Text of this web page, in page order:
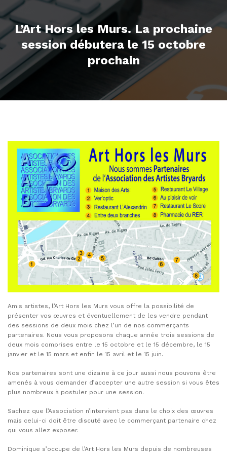
L’Art Hors les Murs. La prochaine
session débutera le 15 octobre
prochain
Amis artistes, l’Art Hors les Murs vous offre la possibilité de
présenter vos œuvres et éventuellement de les vendre pendant
des sessions de deux mois chez l’un de nos commerçants
partenaires. Nous vous proposons chaque année trois sessions de
deux mois comprises entre le 15 octobre et le 15 décembre, le 15
janvier et le 15 mars et enfin le 15 avril et le 15 juin.
Nos partenaires sont une dizaine à ce jour aussi nous pouvons être
amenés à vous demander d’accepter une autre session si vous êtes
plus nombreux à postuler pour une session.
Sachez que l’Association n’intervient pas dans le choix des œuvres
mais celui-ci doit être discuté avec le commerçant partenaire chez
qui vous allez exposer.
Dominique s’occupe de l’Art Hors les Murs depuis de nombreuses